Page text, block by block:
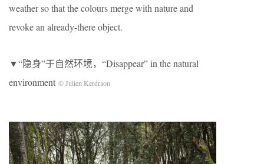
weather so that the colours merge with nature and
revoke an already-there object.
▼“隐身”于自然环境，“Disappear” in the natural
environment © Julien Kerdraon